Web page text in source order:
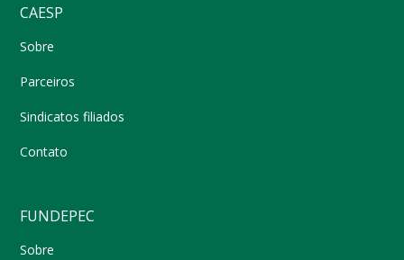
CAESP
Sobre
Parceiros
Sindicatos filiados
Contato
FUNDEPEC
Sobre